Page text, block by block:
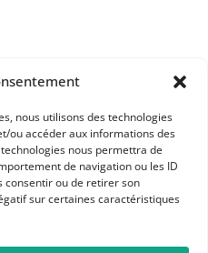
nous utilisons des technologies
ou accéder aux informations des
nous permettra de
de navigation ou les ID
consentir ou de retirer son
sur certaines caractéristiques
d'histoire et géographie